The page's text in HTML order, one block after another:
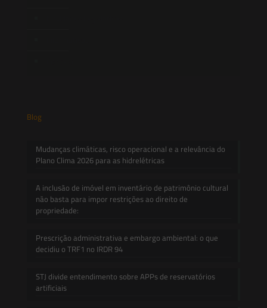
Blog
Mudanças climáticas, risco operacional e a relevância do
Plano Clima 2026 para as hidrelétricas
A inclusão de imóvel em inventário de patrimônio cultural
não basta para impor restrições ao direito de
propriedade:
Prescrição administrativa e embargo ambiental: o que
decidiu o TRF1 no IRDR 94
STJ divide entendimento sobre APPs de reservatórios
artificiais